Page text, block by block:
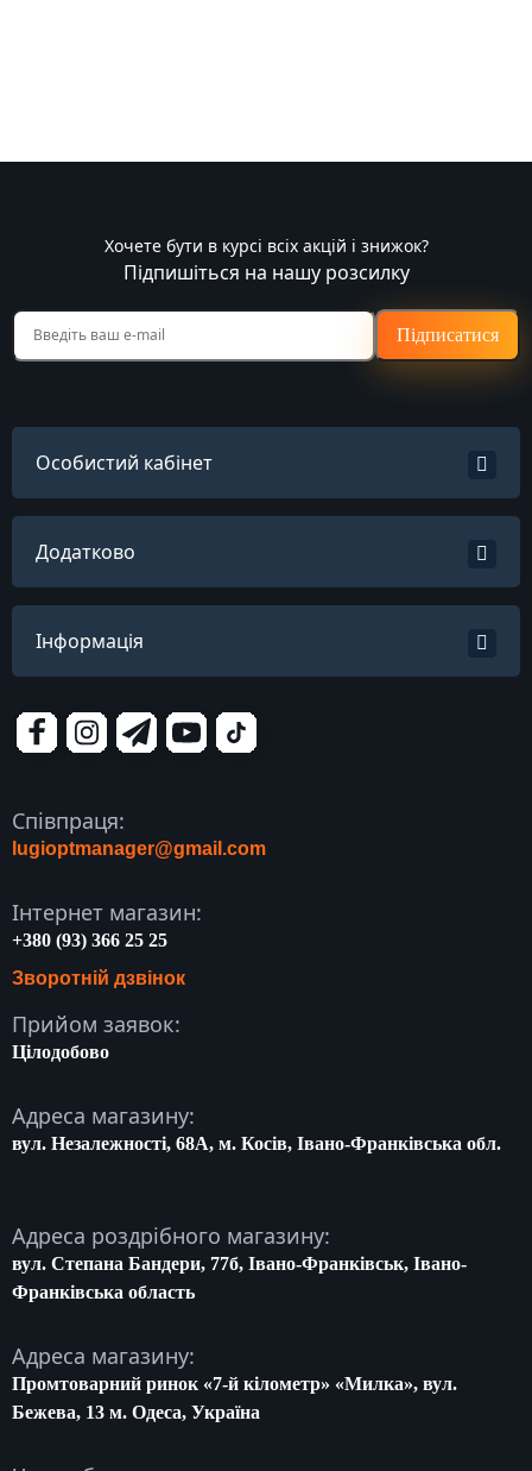
Хочете бути в курсі всіх акцій і знижок?
Підпишіться на нашу розсилку
Підписатися
Особистий кабінет
Додатково
Інформація
Співпраця:
lugioptmanager@gmail.com
Інтернет магазин:
+380 (93) 366 25 25
Зворотній дзвінок
Прийом заявок:
Цілодобово
Адреса магазину:
вул. Незалежності, 68A, м. Косів, Івано-Франківська обл.
Адреса роздрібного магазину:
вул. Степана Бандери, 77б, Івано-Франківськ, Івано-
Франківська область
Адреса магазину:
Промтоварний ринок «7-й кілометр» «Милка», вул.
Бежева, 13 м. Одеса, Україна